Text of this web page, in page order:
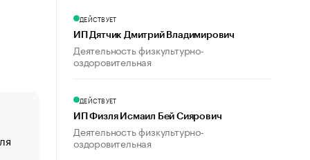
«От спорта тело стареет иначе». Как живет глава
создавшей GTA
ДЕЙСТВУЕТ
ИП Дятчик Дмитрий Владимирович
Деятельность физкультурно-
оздоровительная
ДЕЙСТВУЕТ
ИП Физля Исмаил Бей Сиярович
Деятельность физкультурно-
оздоровительная